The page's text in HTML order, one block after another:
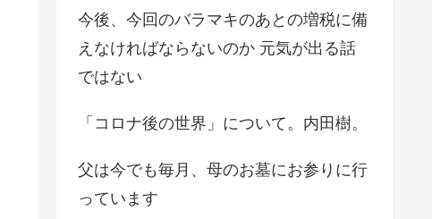
今後、今回のバラマキのあとの増税に備
えなければならないのか 元気が出る話
ではない
「コロナ後の世界」について。内田樹。
父は今でも毎月、母のお墓にお参りに行
っています